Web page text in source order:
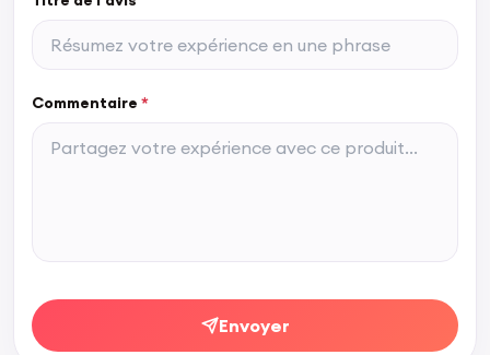
Commentaire *
Envoyer